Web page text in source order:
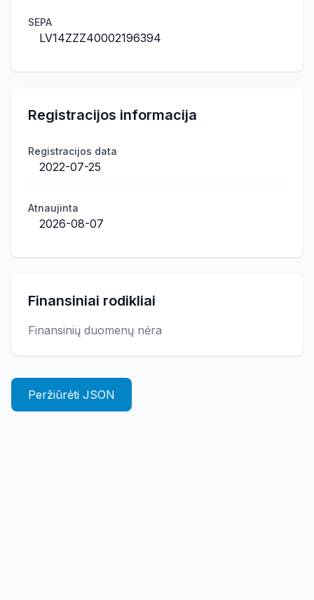
SEPA
LV14ZZZ40002196394
Registracijos informacija
Registracijos data
2022-07-25
Atnaujinta
2026-08-07
Finansiniai rodikliai
Finansinių duomenų nėra
Peržiūrėti JSON